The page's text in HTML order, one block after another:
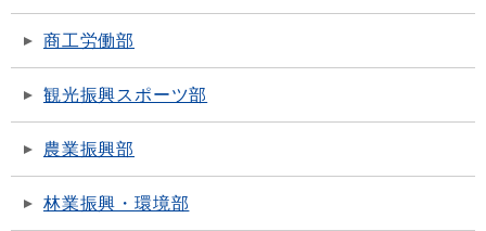
商工労働部
観光振興スポーツ部
農業振興部
林業振興・環境部